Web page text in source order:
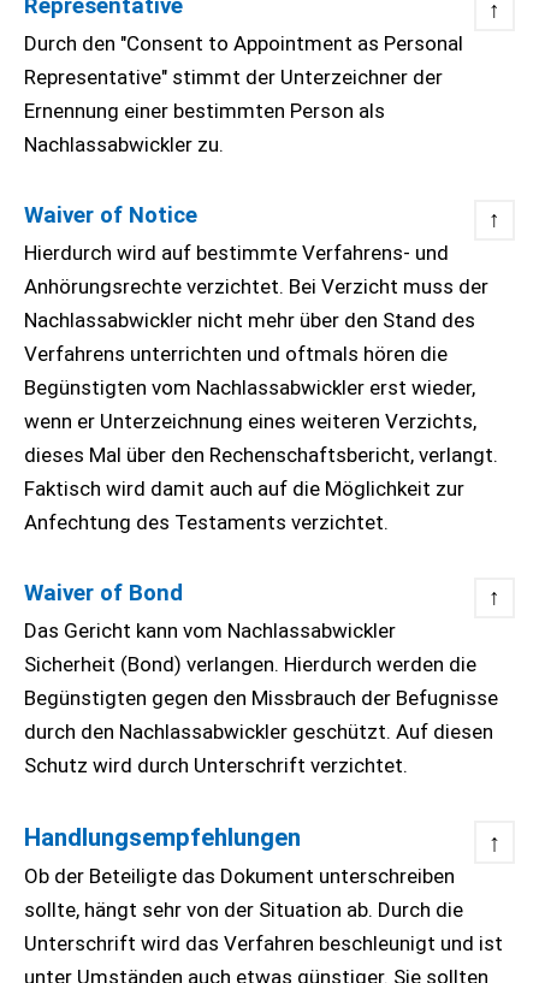
Representative
↑
Durch den "Consent to Appointment as Personal
Representative" stimmt der Unterzeichner der
Ernennung einer bestimmten Person als
Nachlassabwickler zu.
Waiver of Notice ↑
Hierdurch wird auf bestimmte Verfahrens- und
Anhörungsrechte verzichtet. Bei Verzicht muss der
Nachlassabwickler nicht mehr über den Stand des
Verfahrens unterrichten und oftmals hören die
Begünstigten vom Nachlassabwickler erst wieder,
wenn er Unterzeichnung eines weiteren Verzichts,
dieses Mal über den Rechenschaftsbericht, verlangt.
Faktisch wird damit auch auf die Möglichkeit zur
Anfechtung des Testaments verzichtet.
Waiver of Bond ↑
Das Gericht kann vom Nachlassabwickler
Sicherheit (Bond) verlangen. Hierdurch werden die
Begünstigten gegen den Missbrauch der Befugnisse
durch den Nachlassabwickler geschützt. Auf diesen
Schutz wird durch Unterschrift verzichtet.
Handlungsempfehlungen ↑
Ob der Beteiligte das Dokument unterschreiben
sollte, hängt sehr von der Situation ab. Durch die
Unterschrift wird das Verfahren beschleunigt und ist
unter Umständen auch etwas günstiger. Sie sollten